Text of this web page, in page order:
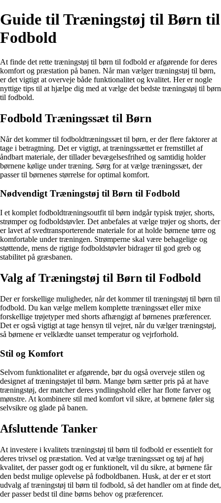
Guide til Træningstøj til Børn til
Fodbold
At finde det rette træningstøj til børn til fodbold er afgørende for deres
komfort og præstation på banen. Når man vælger træningstøj til børn,
er det vigtigt at overveje både funktionalitet og kvalitet. Her er nogle
nyttige tips til at hjælpe dig med at vælge det bedste træningstøj til børn
til fodbold.
Fodbold Træningssæt til Børn
Når det kommer til fodboldtræningssæt til børn, er der flere faktorer at
tage i betragtning. Det er vigtigt, at træningssættet er fremstillet af
åndbart materiale, der tillader bevægelsesfrihed og samtidig holder
børnene kølige under træning. Sørg for at vælge træningssæt, der
passer til børnenes størrelse for optimal komfort.
Nødvendigt Træningstøj til Børn til Fodbold
I et komplet fodboldtræningsoutfit til børn indgår typisk trøjer, shorts,
strømper og fodboldstøvler. Det anbefales at vælge trøjer og shorts, der
er lavet af svedtransporterende materiale for at holde børnene tørre og
komfortable under træningen. Strømperne skal være behagelige og
støttende, mens de rigtige fodboldstøvler bidrager til god greb og
stabilitet på græsbanen.
Valg af Træningstøj til Børn til Fodbold
Der er forskellige muligheder, når det kommer til træningstøj til børn til
fodbold. Du kan vælge mellem komplette træningssæt eller mixe
forskellige trøjetyper med shorts afhængigt af børnenes præferencer.
Det er også vigtigt at tage hensyn til vejret, når du vælger træningstøj,
så børnene er velklædte uanset temperatur og vejrforhold.
Stil og Komfort
Selvom funktionalitet er afgørende, bør du også overveje stilen og
designet af træningstøjet til børn. Mange børn sætter pris på at have
træningstøj, der matcher deres yndlingshold eller har flotte farver og
mønstre. At kombinere stil med komfort vil sikre, at børnene føler sig
selvsikre og glade på banen.
Afsluttende Tanker
At investere i kvalitets træningstøj til børn til fodbold er essentielt for
deres trivsel og præstation. Ved at vælge træningssæt og tøj af høj
kvalitet, der passer godt og er funktionelt, vil du sikre, at børnene får
den bedst mulige oplevelse på fodboldbanen. Husk, at der er et stort
udvalg af træningstøj til børn til fodbold, så det handler om at finde det,
der passer bedst til dine børns behov og præferencer.